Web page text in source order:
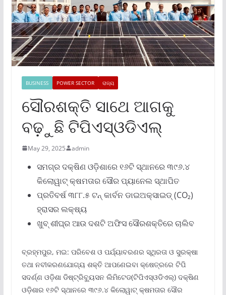
BUSINESS POWER SECTOR ରାଜ୍ୟ
ସୌରଶକ୍ତି ସାଥେ ଆଗକୁ
ବଢ଼ୁଛି ଟିପିଏସ୍ଓଡିଏଲ୍
May 29, 2025 admin
ସମଗ୍ର ଦକ୍ଷିଣ ଓଡ଼ିଶାରେ ୧୬ଟି ସ୍ଥାନରେ ୩୯୬.୪
କିଲୋୱାଟ୍ କ୍ଷମତାର ସୌର ପ୍ୟାନେଲ ସ୍ଥାପିତ
ପ୍ରତିବର୍ଷ ୩୮୮.୫ ଟନ୍ କାର୍ବନ ଡାଇଅକ୍ସାଇଡ୍ (CO₂)
ହ୍ରାସର ଲକ୍ଷ୍ୟ
ଖୁବ୍ ଶୀଘ୍ର ଆଉ ଦଶଟି ଅଫିସ ସୌରଶକ୍ତିରେ ଚାଲିବ
ବ୍ରହ୍ମପୁର, ମଇ: ପରିବେଶ ଓ ପର୍ଯ୍ୟାବରଣର ସ୍ଥିରତା ଓ ସୁରକ୍ଷା
ତଥା ନବୀକରଣଯୋଗ୍ୟ ଶକ୍ତି ଆପଣେଇବା କ୍ଷେତ୍ରରେ ଟିପି
ସଦର୍ଣ୍ଣ ଓଡ଼ିଶା ଡିଷ୍ଟ୍ରିବ୍ୟୁସନ ଲିମିଟେଡ(ଟିପିଏସ୍ଓଡିଏଲ୍) ଦକ୍ଷିଣ
ଓଡ଼ିଶାର ୧୬ଟି ସ୍ଥାନରେ ୩୯୬.୪ କିଲୋୱାଟ୍ କ୍ଷମତାର ସୌର